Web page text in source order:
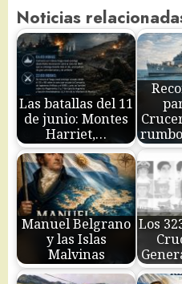
Noticias
Las batallas del 11
de junio: Montes
Harriet,…
Manuel Belgrano
y las Islas
Malvinas
Los